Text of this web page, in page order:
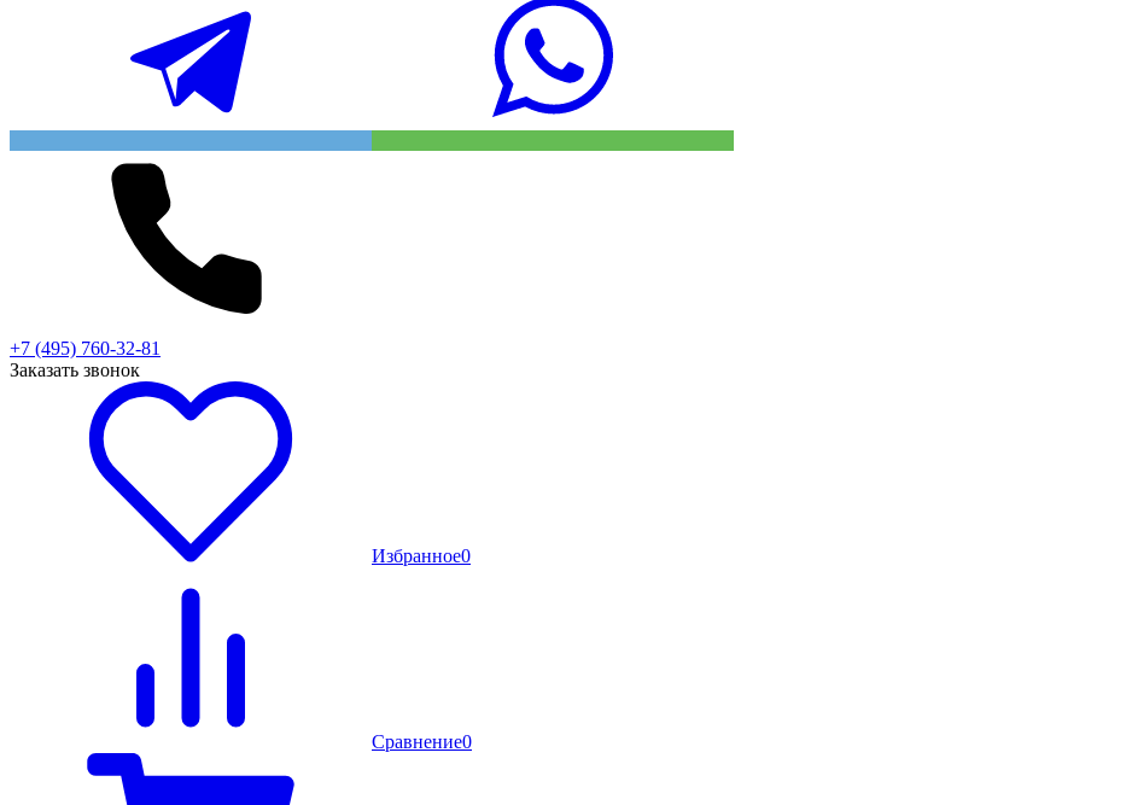
+7 (495) 760-32-81
Заказать звонок
Избранное0
Сравнение0